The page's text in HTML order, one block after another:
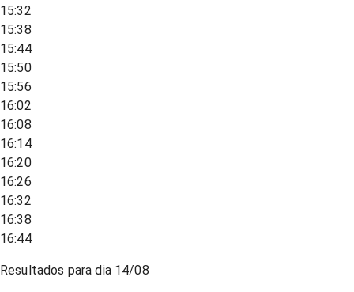
15:32
15:38
15:44
15:50
15:56
16:02
16:08
16:14
16:20
16:26
16:32
16:38
16:44
Resultados para dia 14/08